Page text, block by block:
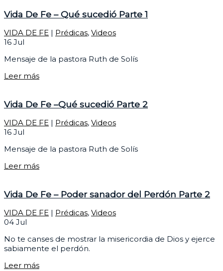
Vida De Fe – Qué sucedió Parte 1
VIDA DE FE | Prédicas, Videos
16 Jul
Mensaje de la pastora Ruth de Solís
Leer más
Vida De Fe –Qué sucedió Parte 2
VIDA DE FE | Prédicas, Videos
16 Jul
Mensaje de la pastora Ruth de Solís
Leer más
Vida De Fe – Poder sanador del Perdón Parte 2
VIDA DE FE | Prédicas, Videos
04 Jul
No te canses de mostrar la misericordia de Dios y ejerce
sabiamente el perdón.
Leer más